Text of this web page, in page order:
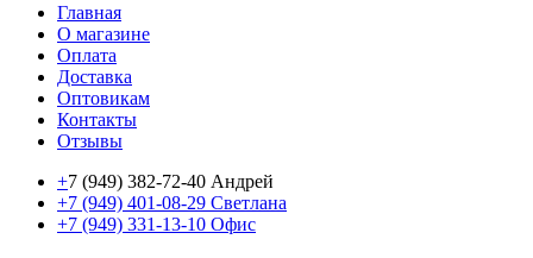
Главная
О магазине
Оплата
Доставка
Оптовикам
Контакты
Отзывы
+7 (949) 382-72-40 Андрей
+7 (949) 401-08-29 Светлана
+7 (949) 331-13-10 Офис